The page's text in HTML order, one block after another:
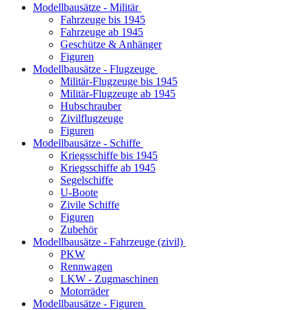
Modellbausätze - Militär
Fahrzeuge bis 1945
Fahrzeuge ab 1945
Geschütze & Anhänger
Figuren
Modellbausätze - Flugzeuge
Militär-Flugzeuge bis 1945
Militär-Flugzeuge ab 1945
Hubschrauber
Zivilflugzeuge
Figuren
Modellbausätze - Schiffe
Kriegsschiffe bis 1945
Kriegsschiffe ab 1945
Segelschiffe
U-Boote
Zivile Schiffe
Figuren
Zubehör
Modellbausätze - Fahrzeuge (zivil)
PKW
Rennwagen
LKW - Zugmaschinen
Motorräder
Modellbausätze - Figuren